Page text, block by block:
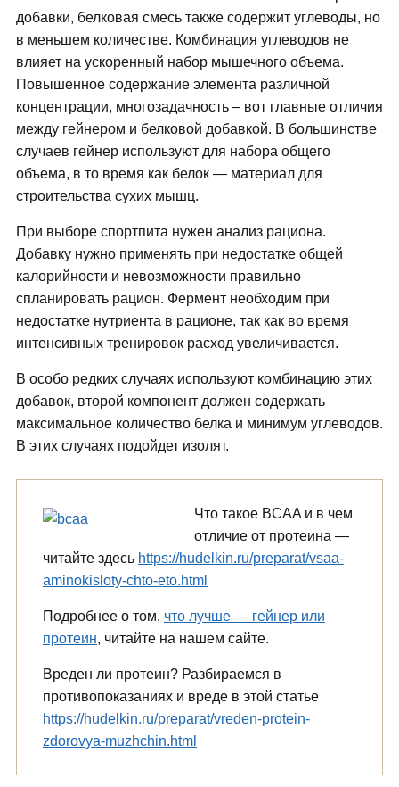
добавки, белковая смесь также содержит углеводы, но
в меньшем количестве. Комбинация углеводов не
влияет на ускоренный набор мышечного объема.
Повышенное содержание элемента различной
концентрации, многозадачность – вот главные отличия
между гейнером и белковой добавкой. В большинстве
случаев гейнер используют для набора общего
объема, в то время как белок — материал для
строительства сухих мышц.
При выборе спортпита нужен анализ рациона.
Добавку нужно применять при недостатке общей
калорийности и невозможности правильно
спланировать рацион. Фермент необходим при
недостатке нутриента в рационе, так как во время
интенсивных тренировок расход увеличивается.
В особо редких случаях используют комбинацию этих
добавок, второй компонент должен содержать
максимальное количество белка и минимум углеводов.
В этих случаях подойдет изолят.
Что такое BCAA и в чем
отличие от протеина —
читайте здесь https://hudelkin.ru/preparat/vsaa-
aminokisloty-chto-eto.html
Подробнее о том, что лучше — гейнер или
протеин, читайте на нашем сайте.
Вреден ли протеин? Разбираемся в
противопоказаниях и вреде в этой статье
https://hudelkin.ru/preparat/vreden-protein-
zdorovya-muzhchin.html